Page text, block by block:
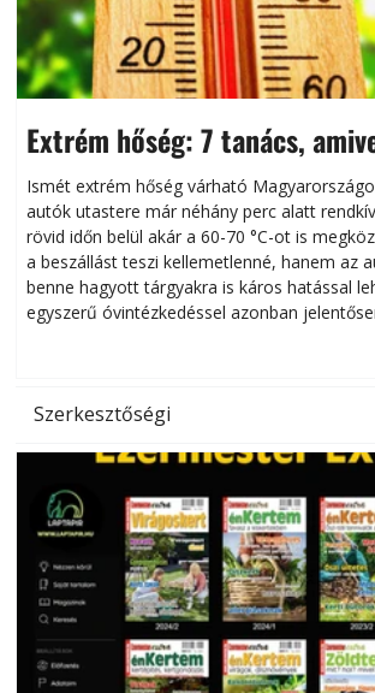
Extrém hőség: 7 tanács,
megóvhatjuk autónkat a
Ismét extrém hőség várható
autók utastere már néhány perc alatt
rövid időn belül akár a 60-70 °C-ot is
a beszállást teszi kellemetlenné, hanem az
benne hagyott tárgyakra is káros hatással
egyszerű óvintézkedéssel azonban
Szerkesztőségi